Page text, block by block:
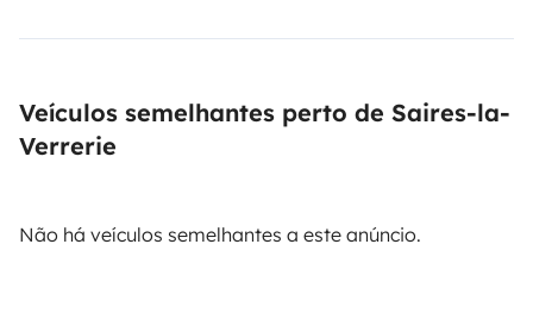
Veículos semelhantes perto de Saires-la-
Verrerie
Não há veículos semelhantes a este anúncio.